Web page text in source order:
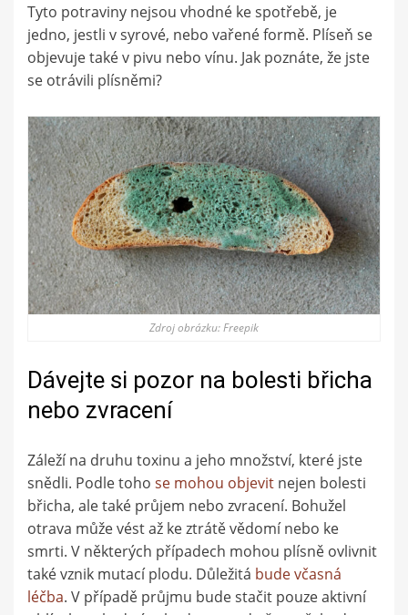
Tyto potraviny nejsou vhodné ke spotřebě, je
jedno, jestli v syrové, nebo vařené formě. Plíseň se
objevuje také v pivu nebo vínu. Jak poznáte, že jste
se otrávili plísněmi?
Zdroj obrázku: Freepik
Dávejte si pozor na bolesti břicha
nebo zvracení
Záleží na druhu toxinu a jeho množství, které jste
snědli. Podle toho se mohou objevit nejen bolesti
břicha, ale také průjem nebo zvracení. Bohužel
otrava může vést až ke ztrátě vědomí nebo ke
smrti. V některých případech mohou plísně ovlivnit
také vznik mutací plodu. Důležitá bude včasná
léčba. V případě průjmu bude stačit pouze aktivní